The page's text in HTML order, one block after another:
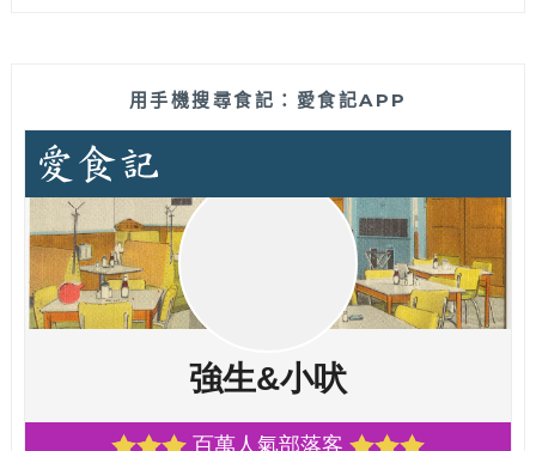
用手機搜尋食記：愛食記APP